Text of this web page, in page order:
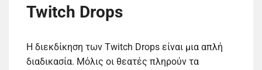
Twitch Drops
Η διεκδίκηση των Twitch Drops είναι μια απλή
διαδικασία. Μόλις οι θεατές πληρούν τα